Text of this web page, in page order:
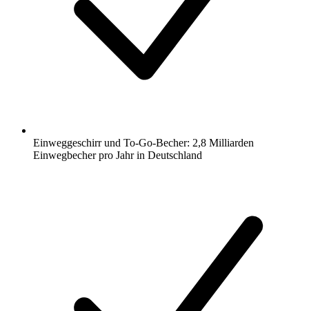
Einweggeschirr und To-Go-Becher: 2,8 Milliarden
Einwegbecher pro Jahr in Deutschland